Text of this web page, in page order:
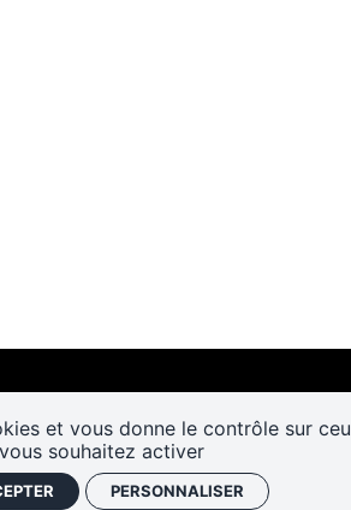
et vous donne le contrôle sur
souhaitez activer
PERSONNALISER